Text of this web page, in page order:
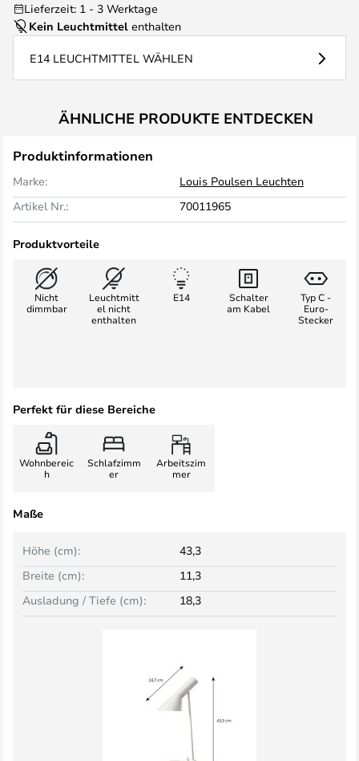
Lieferzeit: 1 - 3 Werktage
Kein Leuchtmittel enthalten
E14 LEUCHTMITTEL WÄHLEN
ÄHNLICHE PRODUKTE ENTDECKEN
Produktinformationen
Marke:
Louis Poulsen Leuchten
Artikel Nr.:
70011965
Produktvorteile
Nicht
dimmbar
Leuchtmitt
el nicht
enthalten
E14
Schalter
am Kabel
Typ C -
Euro-
Stecker
Perfekt für diese Bereiche
Wohnbereic
h
Schlafzimm
er
Arbeitszim
mer
Maße
Breite (cm): 11,3
Höhe (cm): 43,3
Ausladung / Tiefe (cm): 18,3